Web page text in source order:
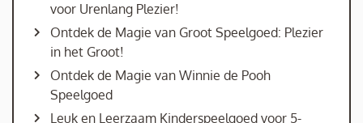
voor Urenlang Plezier!
Ontdek de Magie van Groot Speelgoed: Plezier
in het Groot!
Ontdek de Magie van Winnie de Pooh
Speelgoed
Leuk en Leerzaam Kinderspeelgoed voor 5-